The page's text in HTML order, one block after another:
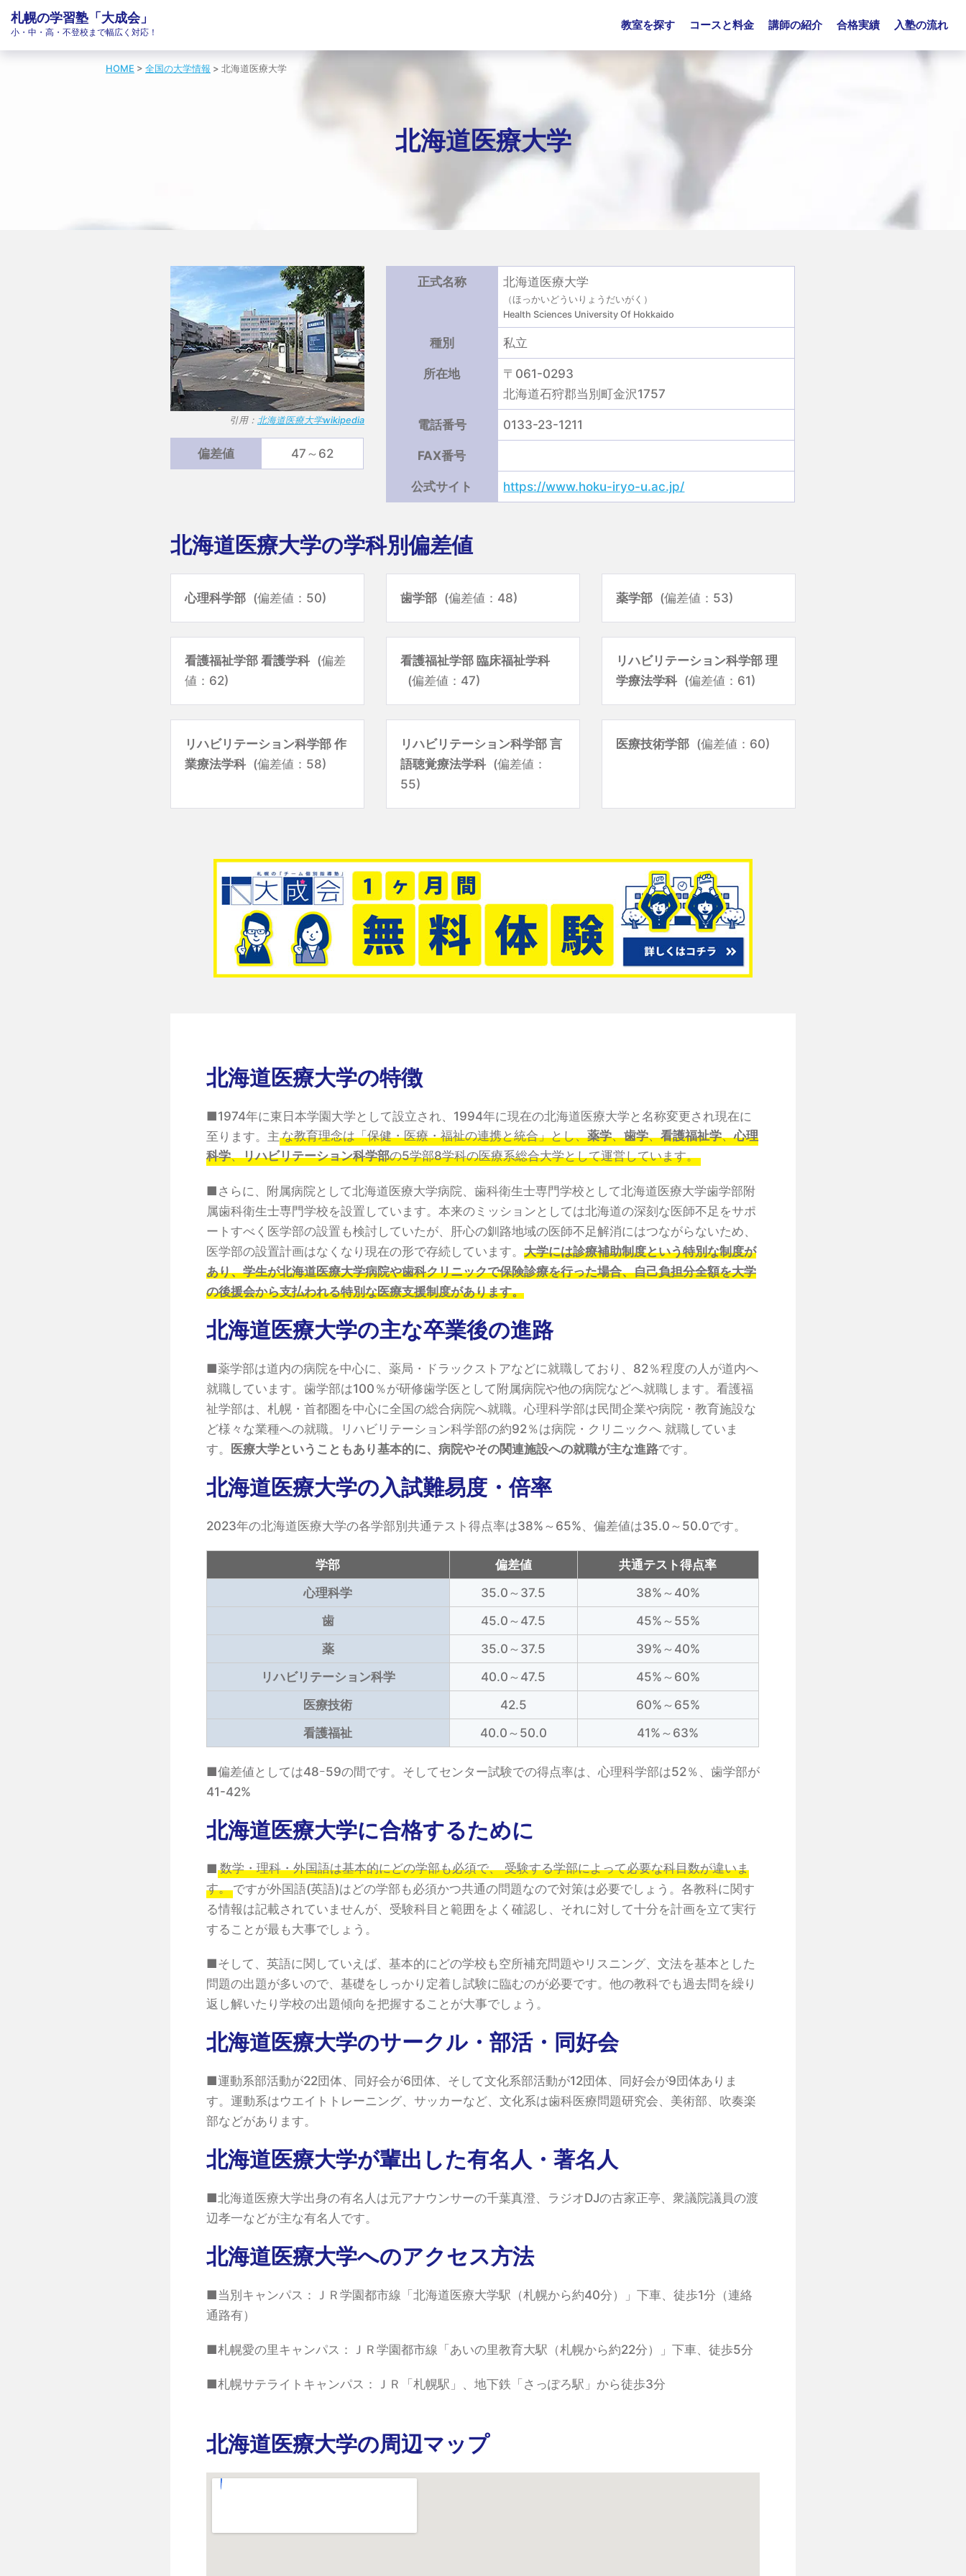
札幌の学習塾「大成会」
小・中・高・不登校まで幅広く対応！
教室を探す コースと料金 講師の紹介 合格実績 入塾の流れ
HOME > 全国の大学情報 > 北海道医療大学
北海道医療大学
引用： 北海道医療大学wikipedia
偏差値 47～62
正式名称 北海道医療大学
（ほっかいどういりょうだいがく）
Health Sciences University Of Hokkaido
種別 私立
所在地
〒061-0293
北海道石狩郡当別町金沢1757
電話番号 0133-23-1211
FAX番号
公式サイト https://www.hoku-iryo-u.ac.jp/
北海道医療大学の学科別偏差値
心理科学部 (偏差値：50) 歯学部 (偏差値：48) 薬学部 (偏差値：53)
看護福祉学部 看護学科 (偏差
値：62)
看護福祉学部 臨床福祉学科
(偏差値：47)
リハビリテーション科学部 理
学療法学科 (偏差値：61)
リハビリテーション科学部 作
業療法学科 (偏差値：58)
リハビリテーション科学部 言
語聴覚療法学科 (偏差値：
55)
医療技術学部 (偏差値：60)
北海道医療大学の特徴
■1974年に東日本学園大学として設立され、1994年に現在の北海道医療大学と名称変更され現在に
至ります。主 な教育理念は「保健・医療・福祉の連携と統合」とし、薬学、歯学、看護福祉学、心理
科学、リハビリテーション科学部の5学部8学科の医療系総合大学として運営しています。
■さらに、附属病院として北海道医療大学病院、歯科衛生士専門学校として北海道医療大学歯学部附
属歯科衛生士専門学校を設置しています。本来のミッションとしては北海道の深刻な医師不足をサポ
ートすべく医学部の設置も検討していたが、肝心の釧路地域の医師不足解消にはつながらないため、
医学部の設置計画はなくなり現在の形で存続しています。 大学には診療補助制度という特別な制度が
あり、学生が北海道医療大学病院や歯科クリニックで保険診療を行った場合、自己負担分全額を大学
の後援会から支払われる特別な医療支援制度があります。
北海道医療大学の主な卒業後の進路
■薬学部は道内の病院を中心に、薬局・ドラックストアなどに就職しており、82％程度の人が道内へ
就職しています。歯学部は100％が研修歯学医として附属病院や他の病院などへ就職します。看護福
祉学部は、札幌・首都圏を中心に全国の総合病院へ就職。心理科学部は民間企業や病院・教育施設な
ど様々な業種への就職。リハビリテーション科学部の約92％は病院・クリニックへ 就職していま
す。
医療大学ということもあり基本的に、病院やその関連施設への就職が主な進路です。
北海道医療大学の入試難易度・倍率
2023年の北海道医療大学の各学部別共通テスト得点率は38%～65%、偏差値は35.0～50.0です。
学部 偏差値
共通テスト得点率
心理科学
35.0～37.5
38%～40%
歯
45.0～47.5
45%～55%
薬
35.0～37.5
39%～40%
リハビリテーション科学
40.0～47.5
45%～60%
医療技術
42.5
60%～65%
看護福祉
40.0～50.0 41%～63%
■偏差値としては48ｰ59の間です。そしてセンター試験での得点率は、心理科学部は52％、歯学部が
41-42%
北海道医療大学に合格するために
■ 数学・理科・外国語は基本的にどの学部も必須で、 受験する学部によって必要な科目数が違いま
す。 ですが外国語(英語)はどの学部も必須かつ共通の問題なので対策は必要でしょう。各教科に関す
る情報は記載されていませんが、受験科目と範囲をよく確認し、それに対して十分を計画を立て実行
することが最も大事でしょう。
■そして、英語に関していえば、基本的にどの学校も空所補充問題やリスニング、文法を基本とした
問題の出題が多いので、基礎をしっかり定着し試験に臨むのが必要です。他の教科でも過去問を繰り
返し解いたり学校の出題傾向を把握することが大事でしょう。
北海道医療大学のサークル・部活・同好会
■運動系部活動が22団体、同好会が6団体、そして文化系部活動が12団体、同好会が9団体ありま
す。運動系はウエイトトレーニング、サッカーなど、文化系は歯科医療問題研究会、美術部、吹奏楽
部などがあります。
北海道医療大学が輩出した有名人・著名人
■北海道医療大学出身の有名人は元アナウンサーの千葉真澄、ラジオDJの古家正亭、衆議院議員の渡
辺孝一などが主な有名人です。
北海道医療大学へのアクセス方法
■当別キャンパス：ＪＲ学園都市線「北海道医療大学駅（札幌から約40分）」下車、徒歩1分（連絡
通路有）
■札幌愛の里キャンパス：ＪＲ学園都市線「あいの里教育大駅（札幌から約22分）」下車、徒歩5分
■札幌サテライトキャンパス：ＪＲ「札幌駅」、地下鉄「さっぽろ駅」から徒歩3分
北海道医療大学の周辺マップ